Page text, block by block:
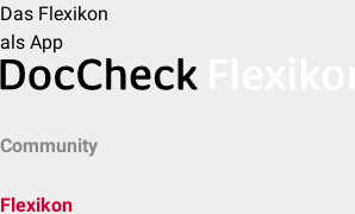
Das Flexikon
als App
Community
Flexikon